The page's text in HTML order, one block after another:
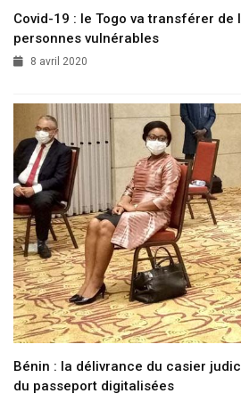
Covid-19 : le Togo va transférer de
personnes vulnérables
8 avril 2020
Bénin : la délivrance du casier
du passeport digitalisées